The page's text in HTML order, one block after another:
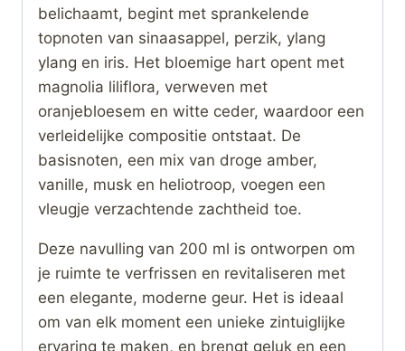
belichaamt, begint met sprankelende
topnoten van sinaasappel, perzik, ylang
ylang en iris. Het bloemige hart opent met
magnolia liliflora, verweven met
oranjebloesem en witte ceder, waardoor een
verleidelijke compositie ontstaat. De
basisnoten, een mix van droge amber,
vanille, musk en heliotroop, voegen een
vleugje verzachtende zachtheid toe.
Deze navulling van 200 ml is ontworpen om
je ruimte te verfrissen en revitaliseren met
een elegante, moderne geur. Het is ideaal
om van elk moment een unieke zintuiglijke
ervaring te maken, en brengt geluk en een